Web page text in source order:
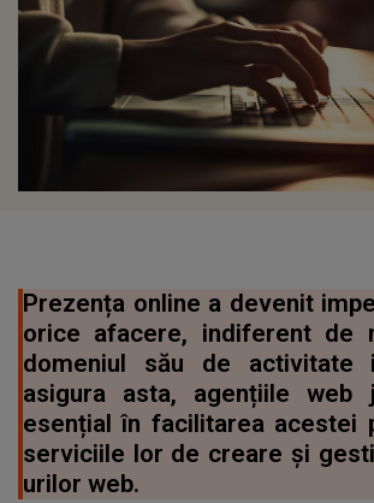
Prezența online a devenit
orice afacere, indiferent de
domeniul său de activitate
asigura asta, agențiile web
esențial în facilitarea acestei
serviciile lor de creare și
urilor web.